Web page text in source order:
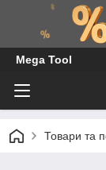
Mega Tool
Товари та